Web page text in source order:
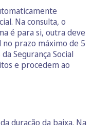
Na consulta, o
é para si, outra deve
prazo máximo de 5
Segurança Social
e procedem ao
duração da baixa. Na